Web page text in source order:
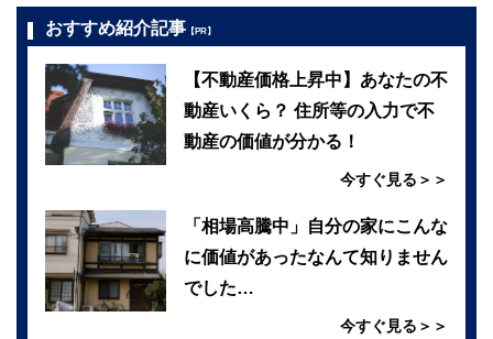
おすすめ紹介記事 【PR】
【不動産価格上昇中】あなたの不
動産いくら？ 住所等の入力で不
動産の価値が分かる！
今すぐ見る＞＞
「相場高騰中」自分の家にこんな
に価値があったなんて知りません
でした…
今すぐ見る＞＞